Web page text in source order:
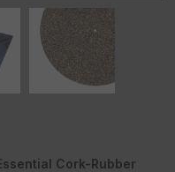
Cork-Rubber